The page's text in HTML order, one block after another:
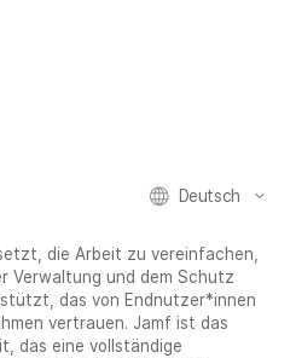
t
e
i
l
n
t
e
i
a
r
e
_
l
e
i
l
e
Deutsch
die Arbeit zu vereinfachen,
Verwaltung und dem Schutz
das von Endnutzer*innen
vertrauen. Jamf ist das
das eine vollständige